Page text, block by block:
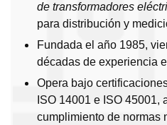
de transformadores
para distribución y
Fundada el año 1985,
décadas de experiencia
Opera bajo
ISO 14001 e ISO 45001,
cumplimiento de normas